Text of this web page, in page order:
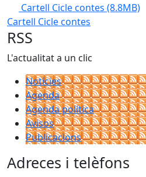
Cartell Cicle contes (8.8MB)
Cartell Cicle contes
RSS
L'actualitat a un clic
Notícies
Agenda
Agenda política
Avisos
Publicacions
Adreces i telèfons